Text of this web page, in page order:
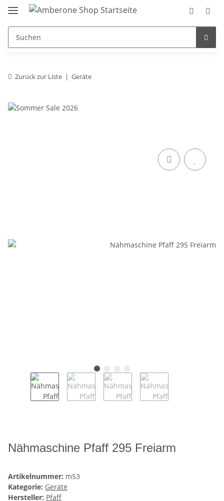
Zurück zur Liste Geräte
Nähmaschine Pfaff 295 Freiarm
Artikelnummer: m53
Kategorie: Geräte
Hersteller: Pfaff